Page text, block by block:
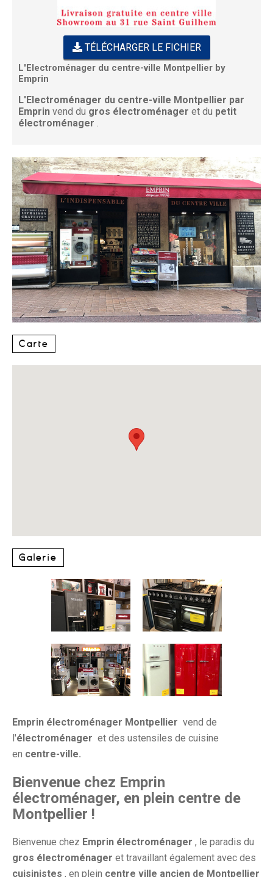
TÉLÉCHARGER LE FICHIER
L'Electroménager du centre-ville Montpellier by
Emprin
L'Electroménager du centre-ville Montpellier par
Emprin vend du gros électroménager et du petit
électroménager
Carte
Galerie
Emprin électroménager Montpellier vend de
l'électroménager et des ustensiles de cuisine
en centre-ville.
Bienvenue chez Emprin
électroménager, en plein centre de
Montpellier !
Bienvenue chez Emprin électroménager , le paradis du
gros électroménager et travaillant également avec des
cuisinistes , en plein centre ville ancien de Montpellier